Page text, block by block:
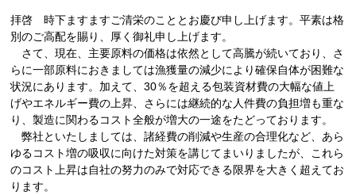
拝啓 時下ますますご清栄のこととお慶び申し上げます。平素は格
別のご高配を賜り、厚く御礼申し上げます。
さて、現在、主要原料の価格は依然として高騰が続いており、さ
らに一部原料におきましては漁獲量の減少により確保自体が困難な
状況にあります。加えて、30％を超える包装資材費の大幅な値上
げやエネルギー費の上昇、さらには継続的な人件費の負担増も重な
り、製造に関わるコスト全般が増大の一途をたどっております。
弊社といたしましては、諸経費の削減や生産の合理化など、あら
ゆるコスト増の吸収に向けた対策を講じてまいりましたが、これら
のコスト上昇は自社の努力のみで対応できる限界を大きく超えてお
ります。